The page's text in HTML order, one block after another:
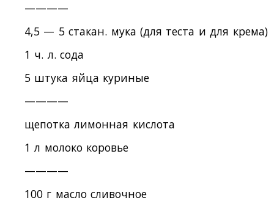
————
4,5 — 5 стакан. мука (для теста и для крема)
1 ч. л. сода
5 штука яйца куриные
————
щепотка лимонная кислота
1 л молоко коровье
————
100 г масло сливочное